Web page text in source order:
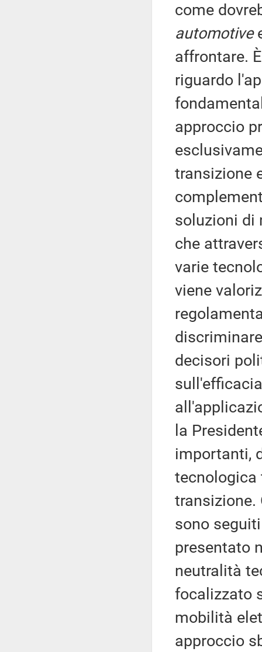
come
automotive
affrontare.
riguardo
approccio
transizione
soluzioni di
che
varie
viene
decisori
la
importanti,
tecnologica
transizione.
sono
presentato
neutralità
focalizzato
mobilità
approccio